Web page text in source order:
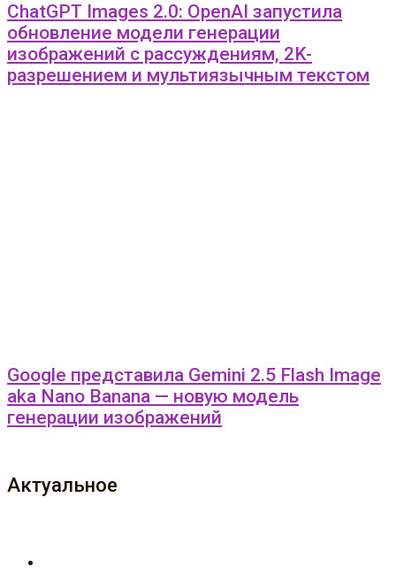
ChatGPT Images 2.0: OpenAI запустила
обновление модели генерации
изображений с рассуждениям, 2K-
разрешением и мультиязычным текстом
Google представила Gemini 2.5 Flash Image
aka Nano Banana — новую модель
генерации изображений
Актуальное